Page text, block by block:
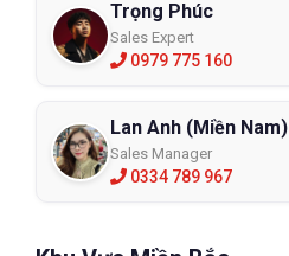
Trọng Phúc
Sales Expert
0979 775 160
Lan Anh (Miền Nam)
Sales Manager
0334 789 967